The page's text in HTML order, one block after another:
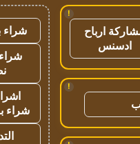
!
ارباح
ادسنس
!
شراء
شراء